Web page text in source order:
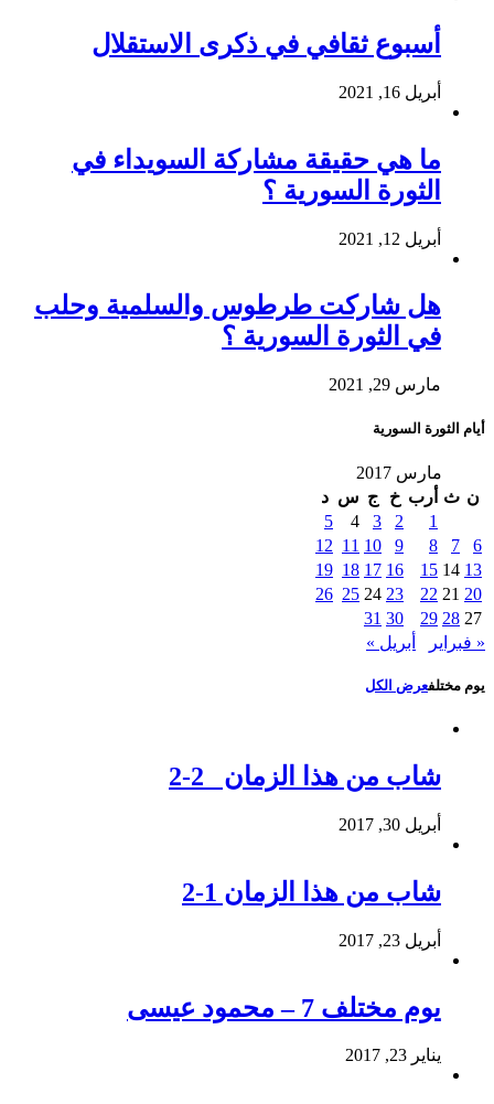
أسبوع ثقافي في ذكرى الاستقلال
أبريل 16, 2021
ما هي حقيقة مشاركة السويداء في
الثورة السورية ؟
أبريل 12, 2021
هل شاركت طرطوس والسلمية وحلب
في الثورة السورية ؟
مارس 29, 2021
أيام الثورة السورية
مارس 2017
ن ث أرب خ ج س د
1
2
3
4
5
6
7
8
9
10
11
12
13
14
15
16
17
18
19
20
21
22
23
24
25
26
27
28
29
30
31
« فبراير
أبريل »
يوم مختلفعرض الكل
شاب من هذا الزمان 2-2
أبريل 30, 2017
شاب من هذا الزمان 1-2
أبريل 23, 2017
يوم مختلف 7 – محمود عيسى
يناير 23, 2017